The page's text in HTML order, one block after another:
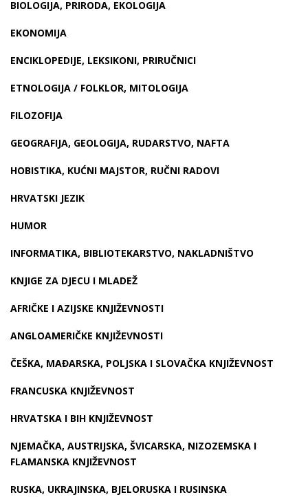
BIOLOGIJA, PRIRODA, EKOLOGIJA
EKONOMIJA
ENCIKLOPEDIJE, LEKSIKONI, PRIRUČNICI
ETNOLOGIJA / FOLKLOR, MITOLOGIJA
FILOZOFIJA
GEOGRAFIJA, GEOLOGIJA, RUDARSTVO, NAFTA
HOBISTIKA, KUĆNI MAJSTOR, RUČNI RADOVI
HRVATSKI JEZIK
HUMOR
INFORMATIKA, BIBLIOTEKARSTVO, NAKLADNIŠTVO
KNJIGE ZA DJECU I MLADEŽ
AFRIČKE I AZIJSKE KNJIŽEVNOSTI
ANGLOAMERIČKE KNJIŽEVNOSTI
ČEŠKA, MAĐARSKA, POLJSKA I SLOVAČKA KNJIŽEVNOST
FRANCUSKA KNJIŽEVNOST
HRVATSKA I BIH KNJIŽEVNOST
NJEMAČKA, AUSTRIJSKA, ŠVICARSKA, NIZOZEMSKA I
FLAMANSKA KNJIŽEVNOST
RUSKA, UKRAJINSKA, BJELORUSKA I RUSINSKA